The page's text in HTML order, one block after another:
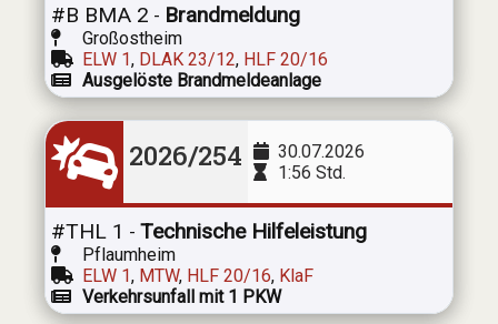
#B BMA 2 - Brandmeldung
Großostheim
ELW 1, DLAK 23/12, HLF 20/16
Ausgelöste Brandmeldeanlage
2026/254
30.07.2026
1:56 Std.
#THL 1 - Technische Hilfeleistung
Pflaumheim
ELW 1, MTW, HLF 20/16, KlaF
Verkehrsunfall mit 1 PKW